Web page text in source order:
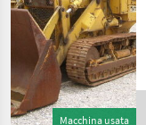
Fuchs
Giant
Mostra
tuttiMacchina usata